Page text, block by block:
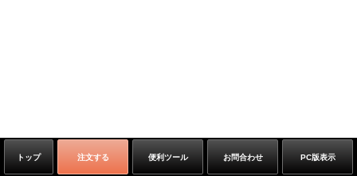
トップ 注文する 便利ツール お問合わせ PC版表示